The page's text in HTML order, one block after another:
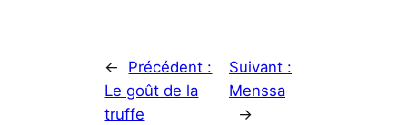
←
Précédent :
Le goût de la
truffe
Suivant :
Menssa
→